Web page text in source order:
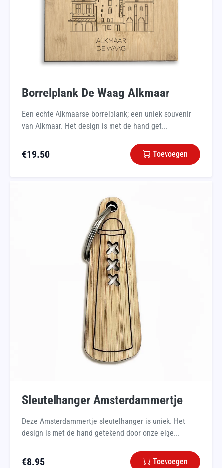
Borrelplank De Waag Alkmaar
Een echte Alkmaarse borrelplank; een uniek souvenir
van Alkmaar. Het design is met de hand get...
€19.50 Toevoegen
Sleutelhanger Amsterdammertje
Deze Amsterdammertje sleutelhanger is uniek. Het
design is met de hand getekend door onze eige...
€8.95 Toevoegen